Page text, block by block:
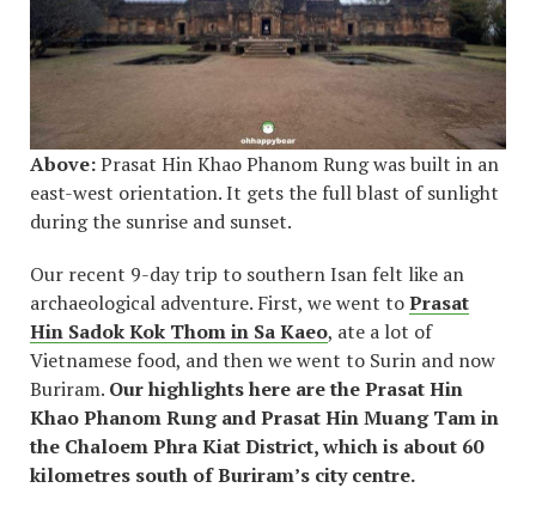
Above:Prasat Hin Khao Phanom Rung was built in an
east-west orientation. It gets the full blast of sunlight
during the sunrise and sunset.
Our recent 9-day trip to southern Isan felt like an
archaeological adventure. First, we went toPrasat
Hin Sadok Kok Thom in Sa Kaeo, ate a lot of
Vietnamese food, and then we went to Surin and now
Buriram. Our highlights here are the Prasat Hin
Khao Phanom Rung and Prasat Hin Muang Tam in
the Chaloem Phra Kiat District, which is about 60
kilometres south of Buriram’s city centre.